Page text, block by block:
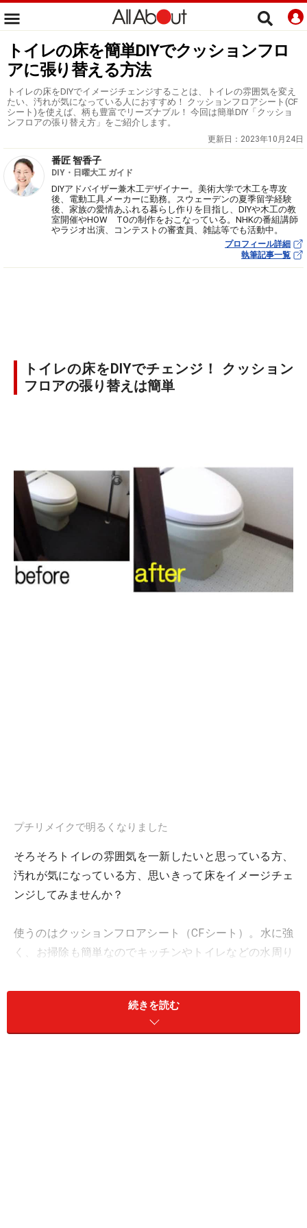
トイレの床を簡単DIYでクッションフロ
アに張り替える方法
トイレの床をDIYでイメージチェンジすることは、トイレの雰囲気を変え
たい、汚れが気になっている人におすすめ！ クッションフロアシート(CF
シート)を使えば、柄も豊富でリーズナブル！ 今回は簡単DIY「クッショ
ンフロアの張り替え方」をご紹介します。
更新日： 2023年10月24日
番匠 智香子
DIY・日曜大工 ガイド
DIYアドバイザー兼木工デザイナー。美術大学で木工を専攻
後、電動工具メーカーに勤務。スウェーデンの夏季留学経験
後、家族の愛情あふれる暮らし作りを目指し、DIYや木工の教
室開催やHOW TOの制作をおこなっている。NHKの番組講師
やラジオ出演、コンテストの審査員、雑誌等でも活動中。
プロフィール詳細
執筆記事一覧
トイレの床をDIYでチェンジ！ クッション
フロアの張り替えは簡単
プチリメイクで明るくなりました
そろそろトイレの雰囲気を一新したいと思っている方、
汚れが気になっている方、思いきって床をイメージチェ
ンジしてみませんか？
使うのはクッションフロアシート（CFシート）。水に強
く、お掃除も簡単なのでキッチンやトイレなどの水周り
ーズナブル。プチリメイクが初めてでも失敗を恐れずト
ライできることも魅力です。
続きを読む